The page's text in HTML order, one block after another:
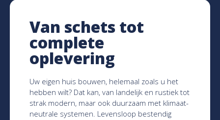
Van schets tot
complete
oplevering
Uw eigen huis bouwen, helemaal zoals u het
hebben wilt? Dat kan, van landelijk en rustiek tot
strak modern, maar ook duurzaam met klimaat-
neutrale systemen. Levensloop bestendig